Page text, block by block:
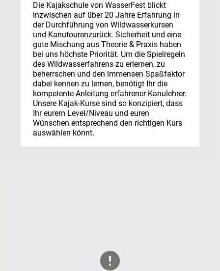
Die Kajakschule von WasserFest blickt
inzwischen auf über 20 Jahre Erfahrung in
der Durchführung von Wildwasserkursen
und Kanutourenzurück. Sicherheit und eine
gute Mischung aus Theorie & Praxis haben
bei uns höchste Priorität. Um die Spielregeln
des Wildwasserfahrens zu erlernen, zu
beherrschen und den immensen Spaßfaktor
dabei kennen zu lernen, benötigt Ihr die
kompetente Anleitung erfahrener Kanulehrer.
Unsere Kajak-Kurse sind so konzipiert, dass
Ihr eurem Level/Niveau und euren
Wünschen entsprechend den richtigen Kurs
auswählen könnt.